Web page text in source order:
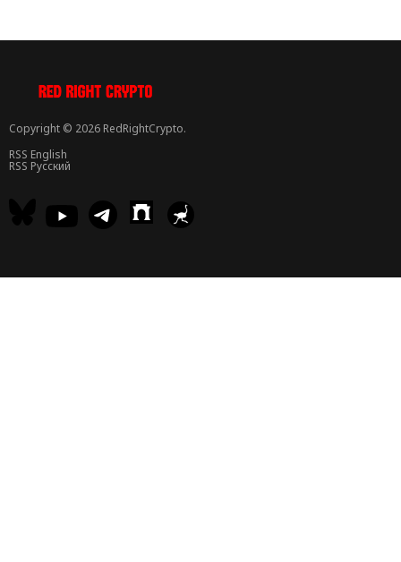
Copyright © 2026 RedRightCrypto.
RSS English
RSS Русский